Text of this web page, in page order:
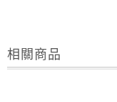
相關商品